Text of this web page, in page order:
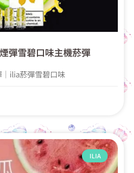
彈雪碧口味主機菸彈
│ilia菸彈雪碧口味
ILIA